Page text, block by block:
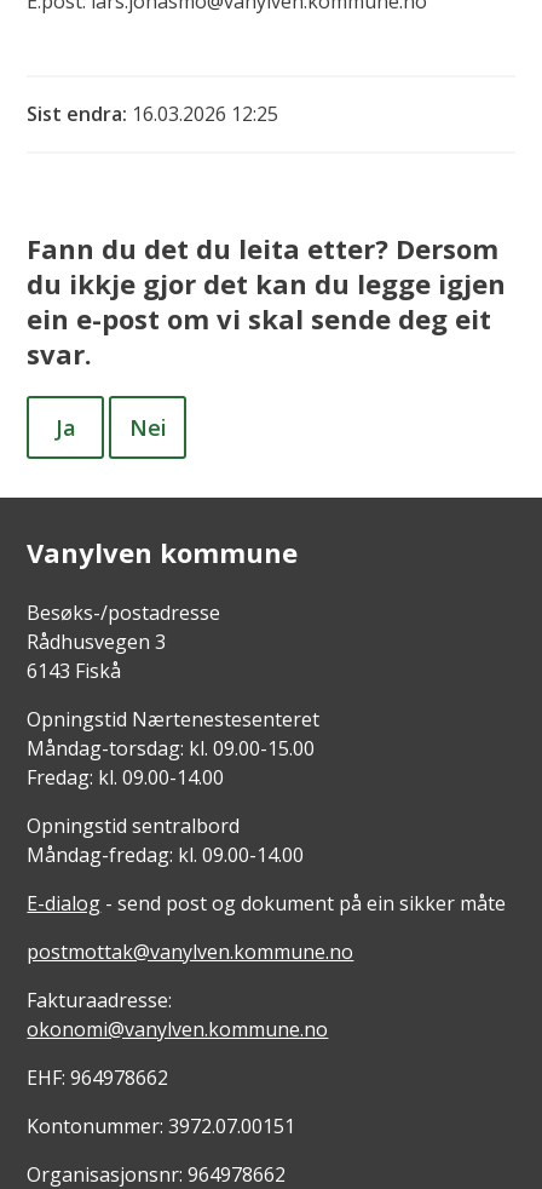
Sist endra 16.03.2026 12:25
Fann du det du leita etter? Dersom
du ikkje gjor det kan du legge igjen
ein e-post om vi skal sende deg eit
svar.
Ja Nei
Vanylven kommune
Besøks-/postadresse
Rådhusvegen 3
6143 Fiskå
Opningstid Nærtenestesenteret
Måndag-torsdag: kl. 09.00-15.00
Fredag: kl. 09.00-14.00
Opningstid sentralbord
Måndag-fredag: kl. 09.00-14.00
E-dialog - send post og dokument på ein sikker måte
postmottak@vanylven.kommune.no
Fakturaadresse:
okonomi@vanylven.kommune.no
EHF: 964978662
Kontonummer: 3972.07.00151
Organisasjonsnr: 964978662